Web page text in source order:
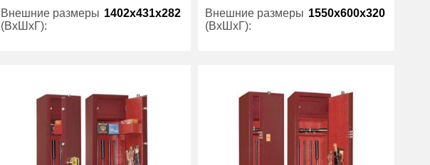
Внешние размеры
(ВхШхГ):
1402x431x282
Внешние размеры
(ВхШхГ):
1550x600x320
7 лет
Производитель: Gunsafe